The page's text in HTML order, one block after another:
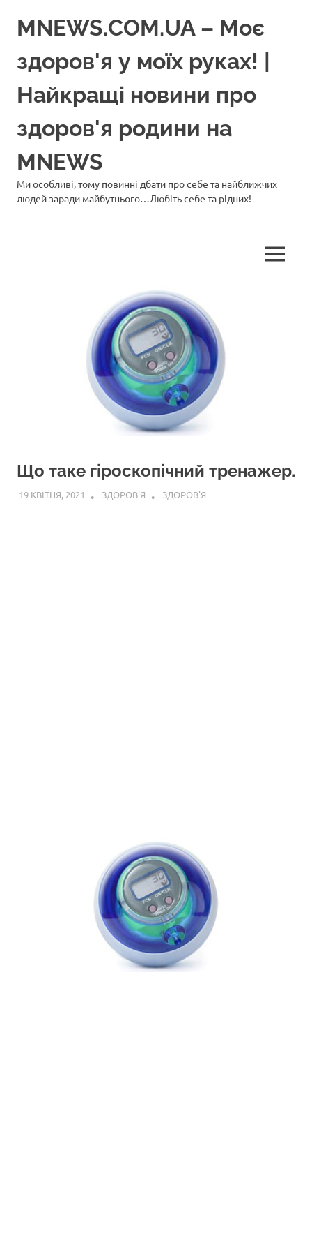
MNEWS.COM.UA – Моє
здоров'я у моїх руках! |
Найкращі новини про
здоров'я родини на
MNEWS
Ми особливі, тому повинні дбати про себе та найближчих
людей заради майбутнього…Любіть себе та рідних!
МЕНЮ
Що таке гіроскопічний тренажер.
19 КВІТНЯ, 2021 ЗДОРОВ'Я ЗДОРОВ'Я